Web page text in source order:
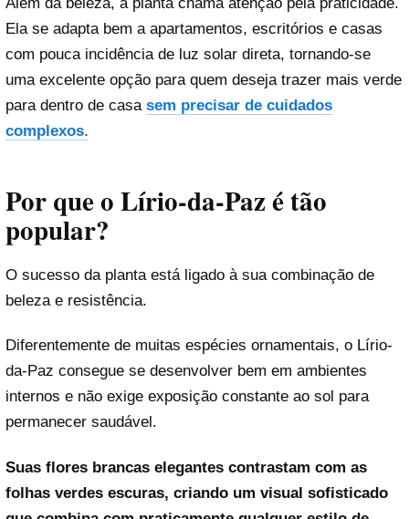
Ela se adapta bem a apartamentos, escritórios e casas
com pouca incidência de luz solar direta, tornando-se
uma excelente opção para quem deseja trazer mais verde
para dentro de casa sem precisar de cuidados
complexos.
Por que o Lírio-da-Paz é tão
popular?
O sucesso da planta está ligado à sua combinação de
beleza e resistência.
Diferentemente de muitas espécies ornamentais, o Lírio-
da-Paz consegue se desenvolver bem em ambientes
internos e não exige exposição constante ao sol para
permanecer saudável.
Suas flores brancas elegantes contrastam com as
folhas verdes escuras, criando um visual sofisticado